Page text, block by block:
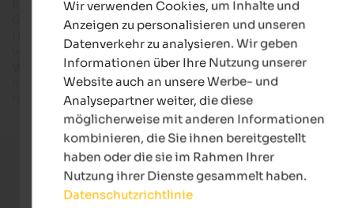
Kultur, Tradition, Köstliches aus der Küche, herzliche
Gastfreundschaft und vor allem: ganz viel Lebensfreude und
Heiterkeit! Ob Sie die Tage in einem
Wellnesshotel in
verbringen möchten, dieSkiregionendes Landes erkunden
Wanderungenin der einzigartigen Bergwelt unternehmen
möchten, Südtirol in Italien verspricht eine Urlaubszeit, die
noch lange in Erinnerungen bleiben wird.
Stellen Sie kostenlose Direktanfragen
GERMAN
Wir verwenden Cookies, um Inhalte und
Anzeigen zu personalisieren und unseren
Datenverkehr zu analysieren. Wir geben
Informationen über Ihre Nutzung unserer
Website auch an unsere Werbe- und
Analysepartner weiter, die diese
möglicherweise mit anderen Informationen
kombinieren, die Sie ihnen bereitgestellt
haben oder die sie im Rahmen Ihrer
Nutzung ihrer Dienste gesammelt haben.
Datenschutzrichtlinie